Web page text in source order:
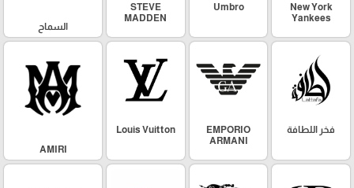
New York
Yankees
Umbro
STEVE
MADDEN
السماح
فخر اللطافة
EMPORIO
ARMANI
Louis Vuitton
AMIRI